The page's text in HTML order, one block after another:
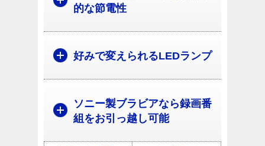
的な節電性
好みで変えられるLEDランプ
ソニー製ブラビアなら録画番
組をお引っ越し可能